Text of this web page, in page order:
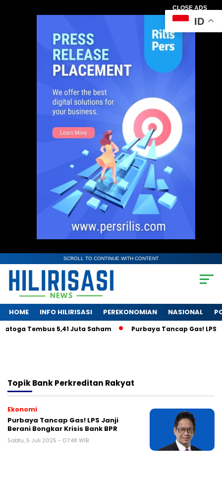
CLOSE ADS
SCROLL TO CONTINUE WITH CONTENT
HOME INFO HILIRISASI PEREKONOMIAN NASIONAL
Tembus 5,41 Juta Saham Purbaya Tancap Gas! LPS
TopikBank Perkreditan Rakyat
Ekonomi
Purbaya Tancap Gas! LPS Janji
Berani Bongkar Krisis Bank BPR
Sabtu, 5 Juli 2025 - 07:48 WIB
ID